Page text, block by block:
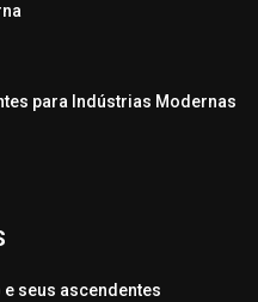
para Indústrias Modernas
e seus ascendentes